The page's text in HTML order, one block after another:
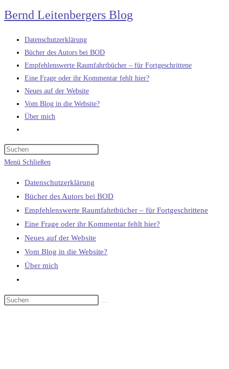
Zum
Inhalt
springen
Bernd Leitenbergers Blog
Datenschutzerklärung
Bücher des Autors bei BOD
Empfehlenswerte Raumfahrtbücher – für Fortgeschrittene
Eine Frage oder ihr Kommentar fehlt hier?
Neues auf der Website
Vom Blog in die Website?
Über mich
umschalten
Menü Schließen
Datenschutzerklärung
Bücher des Autors bei BOD
Empfehlenswerte Raumfahrtbücher – für Fortgeschrittene
Eine Frage oder ihr Kommentar fehlt hier?
Neues auf der Website
Vom Blog in die Website?
Über mich
umschalten